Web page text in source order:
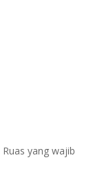
Ruas yang wajib